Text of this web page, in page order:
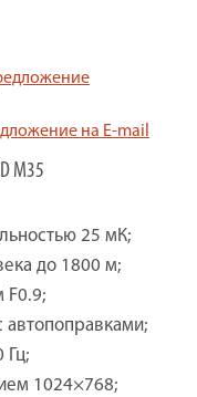
на E-mail
M35
25 мК;
до 1800 м;
F0.9;
автопоправками;
Гц;
1024×768;